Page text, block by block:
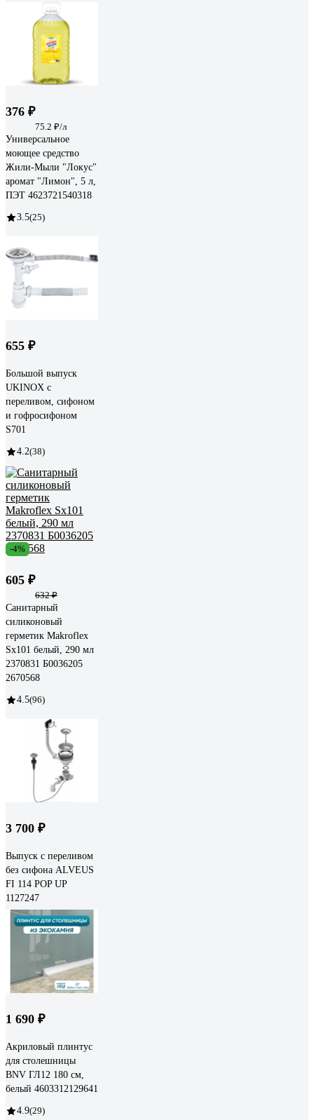
376 ₽
75.2 ₽/л
Универсальное
моющее средство
Жили-Мыли "Локус"
аромат "Лимон", 5 л,
ПЭТ 4623721540318
3.5(25)
655 ₽
Большой выпуск
UKINOX с
переливом, сифоном
и гофросифоном
S701
4.2(38)
-4%
605 ₽
632 ₽
Санитарный
силиконовый
герметик Makroflex
Sx101 белый, 290 мл
2370831 Б0036205
2670568
4.5(96)
3 700 ₽
Выпуск с переливом
без сифона ALVEUS
FI 114 POP UP
1127247
1 690 ₽
Акриловый плинтус
для столешницы
BNV ГЛ12 180 см,
белый 4603312129641
4.9(29)